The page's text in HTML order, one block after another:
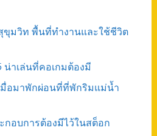
ขุมวิท พื้นที่ทำงานและใช้ชีวิต
น่าเล่นที่คอเกมต้องมี
มื่อมาพักผ่อนที่ที่พักริมแม่น้ำ
กอบการต้องมีไว้ในสต็อก